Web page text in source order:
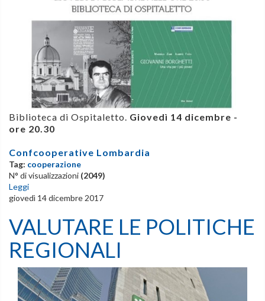
Biblioteca di Ospitaletto. Giovedì 14 dicembre -
ore 20.30
Confcooperative Lombardia
Tag: cooperazione
N° di visualizzazioni (2049)
Leggi
giovedì 14 dicembre 2017
VALUTARE LE POLITICHE
REGIONALI